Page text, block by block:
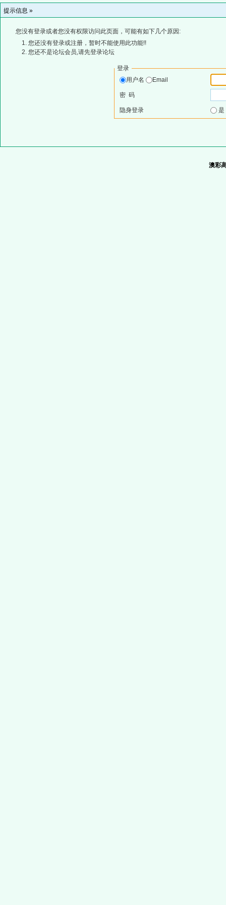
提示信息 »
您没有登录或者您没有权限访问此页面，可能有如下几个原因:
您还没有登录或注册，暂时不能使用此功能!!
您还不是论坛会员,请先登录论坛
登录
用户名
Email
密 码
隐身登录
澳彩